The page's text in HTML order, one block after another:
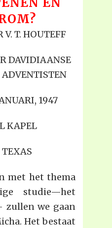
T. HOUTEFF
DAVIDIAANSE
ADVENTISTEN
1947
KAPEL
TEXAS
met het thema
studie—het
zullen we gaan
Het bestaat